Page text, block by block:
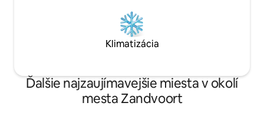
Klimatizácia
Ďalšie najzaujímavejšie miesta v okolí
mesta Zandvoort